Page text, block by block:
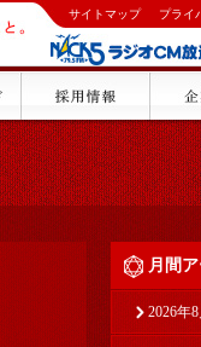
サイトマップ プライ
月間
2026年8